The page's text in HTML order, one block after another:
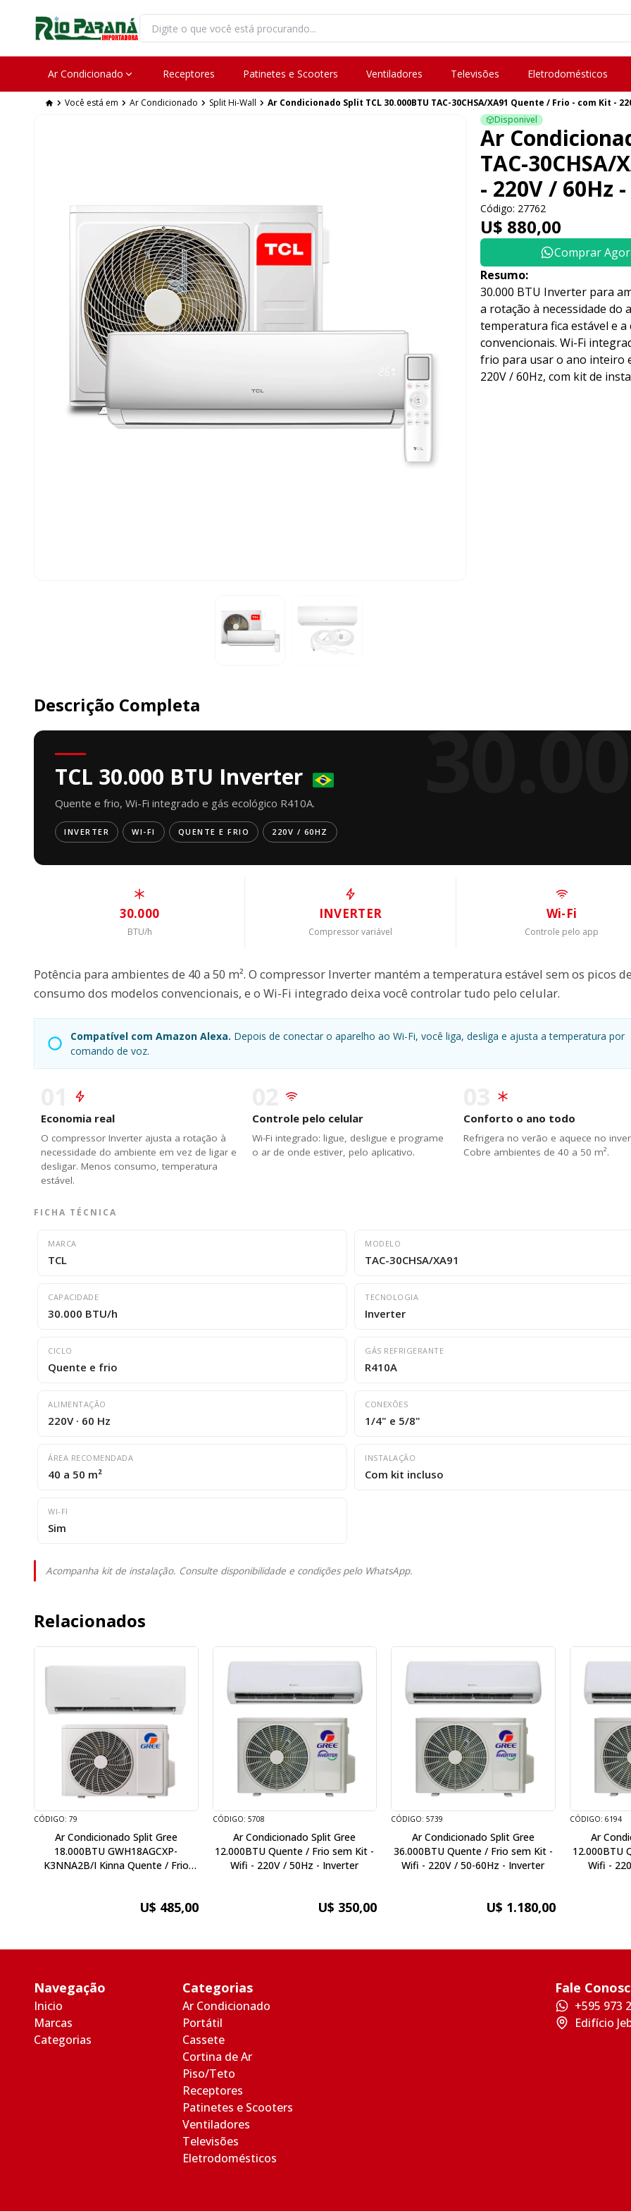
Ar Condicionado Receptores Patinetes e Scooters Ventiladores Televisões Eletrodomésticos
Você está em Ar Condicionado Split Hi-Wall
Ar Condicionado Split TCL 30.000BTU TAC-30CHSA/XA91 Quente / Frio - com Kit -
Disponivel
Ar
TAC-
- 220V / 60Hz
Código: 27762
U$ 880,00
Comprar
Resumo:
30.000 BTU Inverter para
a rotação à necessidade do
temperatura fica estável e a
convencionais. Wi-Fi
frio para usar o ano inteiro
220V / 60Hz, com kit de
Descrição Completa
TCL 30.000 BTU Inverter
Quente e frio, Wi-Fi integrado e gás ecológico R410A.
INVERTER WI-FI QUENTE E FRIO 220V / 60HZ
30.000
BTU/h
INVERTER
Compressor variável
Wi-Fi
Controle pelo app
Potência para ambientes de 40 a 50 m². O compressor Inverter mantém a temperatura estável sem os picos
consumo dos modelos convencionais, e o Wi-Fi integrado deixa você controlar tudo pelo celular.
Compatível com Amazon Alexa. Depois de conectar o aparelho ao Wi-Fi, você liga, desliga e ajusta a temperatura por
comando de voz.
Economia real
O compressor Inverter ajusta a rotação à
necessidade do ambiente em vez de ligar e
desligar. Menos consumo, temperatura
estável.
Controle pelo celular
Wi-Fi integrado: ligue, desligue e programe
o ar de onde estiver, pelo aplicativo.
Conforto o ano todo
Refrigera no verão e aquece no
Cobre ambientes de 40 a 50 m².
FICHA TÉCNICA
MARCA
TCL
MODELO
TAC-30CHSA/XA91
CAPACIDADE
30.000 BTU/h
TECNOLOGIA
Inverter
CICLO
Quente e frio
GÁS REFRIGERANTE
R410A
ALIMENTAÇÃO
220V · 60 Hz
CONEXÕES
1/4" e 5/8"
ÁREA RECOMENDADA
40 a 50 m²
INSTALAÇÃO
Com kit incluso
WI-FI
Sim
Acompanha kit de instalação. Consulte disponibilidade e condições pelo WhatsApp.
Relacionados
CÓDIGO: 79
Ar Condicionado Split Gree
18.000BTU GWH18AGCXP-
K3NNA2B/I Kinna Quente / Frio
U$ 485,00
CÓDIGO: 5708
Ar Condicionado Split Gree
12.000BTU Quente / Frio sem Kit -
Wifi - 220V / 50Hz - Inverter
U$ 350,00
CÓDIGO: 5739
Ar Condicionado Split Gree
36.000BTU Quente / Frio sem Kit -
Wifi - 220V / 50-60Hz - Inverter
U$ 1.180,00
CÓDIGO: 6194
Ar
12.000BTU
Wifi -
Navegação
Inicio
Marcas
Categorias
Categorias
Ar Condicionado
Portátil
Cassete
Cortina de Ar
Piso/Teto
Receptores
Patinetes e Scooters
Ventiladores
Televisões
Eletrodomésticos
Fale
+595 973
Edifício